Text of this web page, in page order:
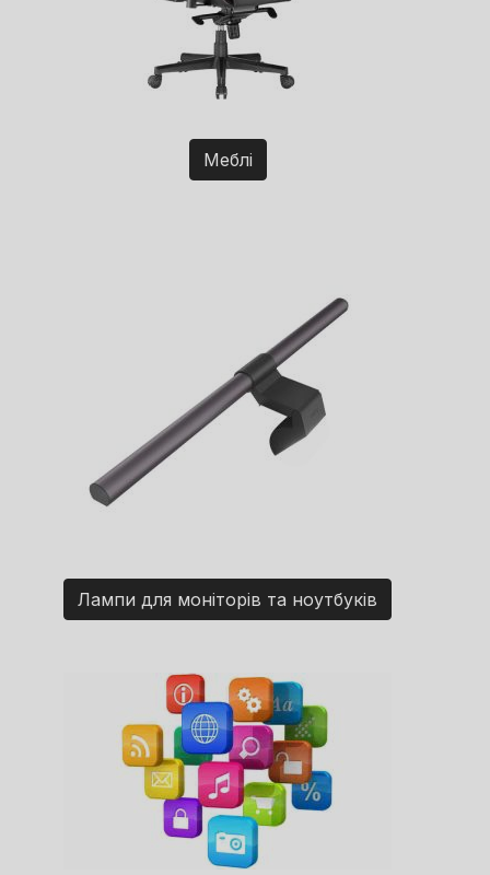
Меблі
Лампи для моніторів та ноутбуків